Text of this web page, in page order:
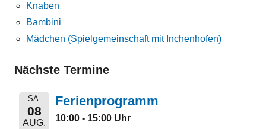
Knaben
Bambini
Mädchen (Spielgemeinschaft mit Inchenhofen)
Nächste Termine
SA.
08
AUG.
Ferienprogramm
10:00 - 15:00 Uhr